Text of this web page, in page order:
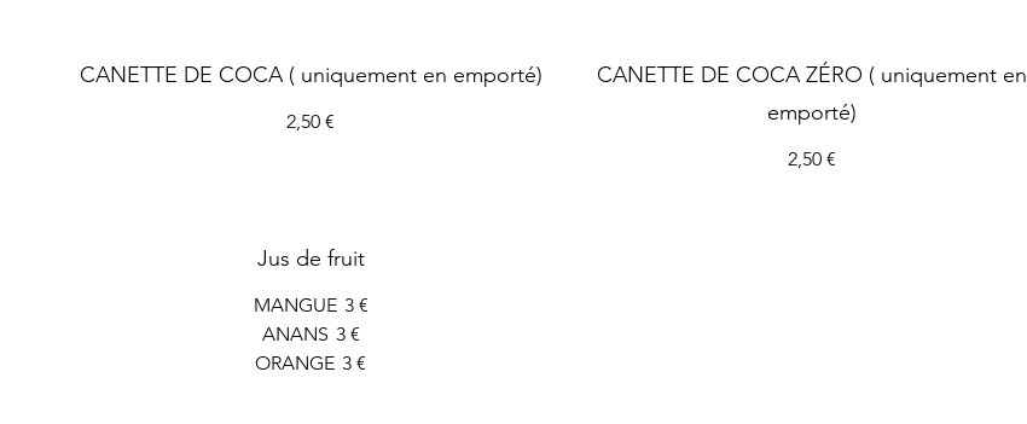
CANETTE DE COCA ( uniquement en emporté)
2,50 €
CANETTE DE COCA ZÉRO ( uniquement en
emporté)
2,50 €
Jus de fruit
MANGUE 3 €
ANANS 3 €
ORANGE 3 €